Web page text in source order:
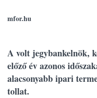
mfor.hu
A volt jegybankelnök,
előző év azonos
alacsonyabb ipari
tollat.